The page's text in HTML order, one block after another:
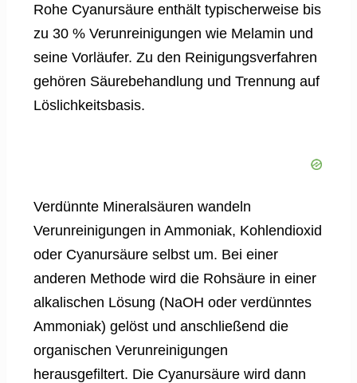
Rohe Cyanursäure enthält typischerweise bis
zu 30 % Verunreinigungen wie Melamin und
seine Vorläufer. Zu den Reinigungsverfahren
gehören Säurebehandlung und Trennung auf
Löslichkeitsbasis.
Verdünnte Mineralsäuren wandeln
Verunreinigungen in Ammoniak, Kohlendioxid
oder Cyanursäure selbst um. Bei einer
anderen Methode wird die Rohsäure in einer
alkalischen Lösung (NaOH oder verdünntes
Ammoniak) gelöst und anschließend die
organischen Verunreinigungen
herausgefiltert. Die Cyanursäure wird dann